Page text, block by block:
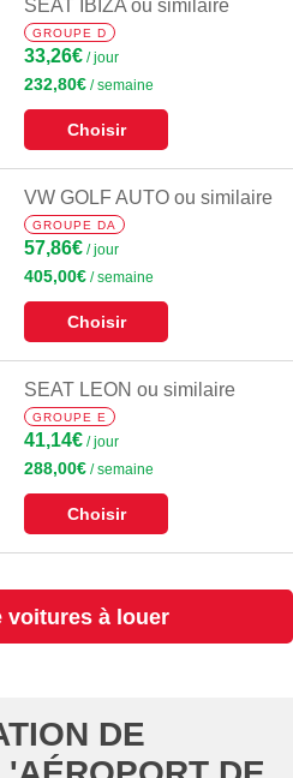
SEAT IBIZA ou similaire
GROUPE D
33,26€ / jour
232,80€ / semaine
Choisir
VW GOLF AUTO ou similaire
GROUPE DA
57,86€ / jour
405,00€ / semaine
Choisir
SEAT LEON ou similaire
GROUPE E
41,14€ / jour
288,00€ / semaine
Choisir
voitures à louer
DE